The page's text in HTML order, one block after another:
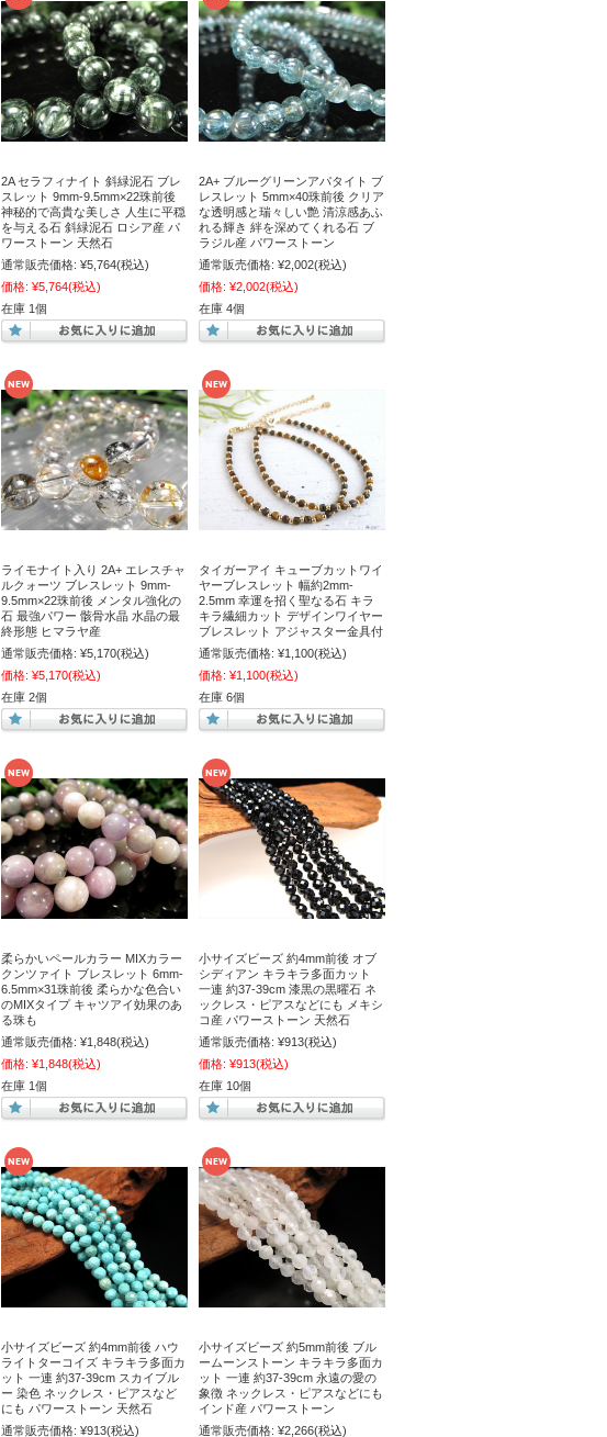
2A セラフィナイト 斜緑泥石 ブレ
スレット 9mm-9.5mm×22珠前後
神秘的で高貴な美しさ 人生に平穏
を与える石 斜緑泥石 ロシア産 パ
ワーストーン 天然石
通常販売価格: ¥5,764(税込)
価格: ¥5,764(税込)
在庫 1個
2A+ ブルーグリーンアパタイト ブ
レスレット 5mm×40珠前後 クリア
な透明感と瑞々しい艶 清涼感あふ
れる輝き 絆を深めてくれる石 ブ
ラジル産 パワーストーン
通常販売価格: ¥2,002(税込)
価格: ¥2,002(税込)
在庫 4個
ライモナイト入り 2A+ エレスチャ
ルクォーツ ブレスレット 9mm-
9.5mm×22珠前後 メンタル強化の
石 最強パワー 骸骨水晶 水晶の最
終形態 ヒマラヤ産
通常販売価格: ¥5,170(税込)
価格: ¥5,170(税込)
在庫 2個
タイガーアイ キューブカットワイ
ヤーブレスレット 幅約2mm-
2.5mm 幸運を招く聖なる石 キラ
キラ繊細カット デザインワイヤー
ブレスレット アジャスター金具付
通常販売価格: ¥1,100(税込)
価格: ¥1,100(税込)
在庫 6個
柔らかいペールカラー MIXカラー
クンツァイト ブレスレット 6mm-
6.5mm×31珠前後 柔らかな色合い
のMIXタイプ キャツアイ効果のあ
る珠も
通常販売価格: ¥1,848(税込)
価格: ¥1,848(税込)
在庫 1個
小サイズビーズ 約4mm前後 オブ
シディアン キラキラ多面カット
一連 約37-39cm 漆黒の黒曜石 ネ
ックレス・ピアスなどにも メキシ
コ産 パワーストーン 天然石
通常販売価格: ¥913(税込)
価格: ¥913(税込)
在庫 10個
小サイズビーズ 約4mm前後 ハウ
ライトターコイズ キラキラ多面カ
ット 一連 約37-39cm スカイブル
ー 染色 ネックレス・ピアスなど
にも パワーストーン 天然石
通常販売価格: ¥913(税込)
小サイズビーズ 約5mm前後 ブル
ームーンストーン キラキラ多面カ
ット 一連 約37-39cm 永遠の愛の
象徴 ネックレス・ピアスなどにも
インド産 パワーストーン
通常販売価格: ¥2,266(税込)